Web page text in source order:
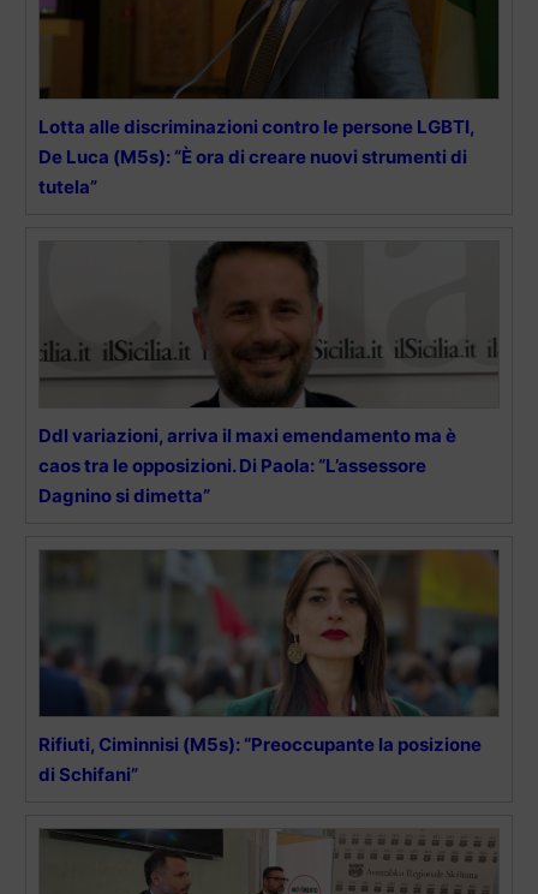
Lotta alle discriminazioni contro le persone LGBTI,
De Luca (M5s): “È ora di creare nuovi strumenti di
tutela”
Ddl variazioni, arriva il maxi emendamento ma è
caos tra le opposizioni. Di Paola: “L’assessore
Dagnino si dimetta”
Rifiuti, Ciminnisi (M5s): “Preoccupante la posizione
di Schifani”